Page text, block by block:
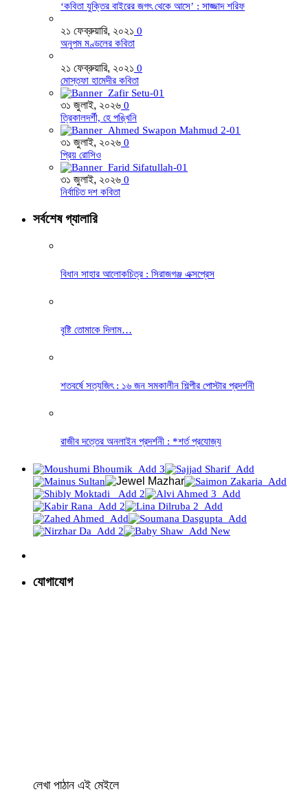
‘কবিতা যুক্তির বাইরের জগৎ থেকে আসে’ : সাজ্জাদ শরিফ
২১ ফেব্রুয়ারি, ২০২১ 0
অনুপম মণ্ডলের কবিতা
২১ ফেব্রুয়ারি, ২০২১ 0
মোস্তফা হামেদীর কবিতা
৩১ জুলাই, ২০২৬ 0
ত্রিকালদর্শী, হে পঙ্খিনি
৩১ জুলাই, ২০২৬ 0
প্রিয় রোসিও
৩১ জুলাই, ২০২৬ 0
নির্বাচিত দশ কবিতা
সর্বশেষ গ্যালারি
বিধান সাহার আলোকচিত্র : সিরাজগঞ্জ এক্সপ্রেস
বৃষ্টি তোমাকে দিলাম…
শতবর্ষে সত্যজিৎ : ১৬ জন সমকালীন শিল্পীর পোস্টার প্রদর্শনী
রাজীব দত্তের অনলাইন প্রদর্শনী : *শর্ত প্রযোজ্য
যোগাযোগ
লেখা পাঠান এই মেইলে